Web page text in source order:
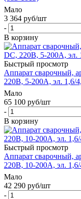
Мало
3 364 руб/шт
-
В корзину
Быстрый просмотр
Аппарат сварочный,
220В, 5-200A, эл.
Мало
65 100 руб/шт
-
В корзину
Быстрый просмотр
Аппарат сварочный,
220В, 10-200A, эл.
Мало
42 290 руб/шт
-